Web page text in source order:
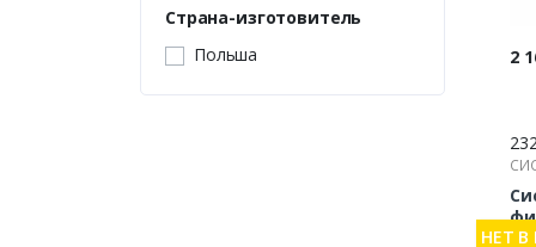
Страна-изготовитель
Польша
2
НЕТ